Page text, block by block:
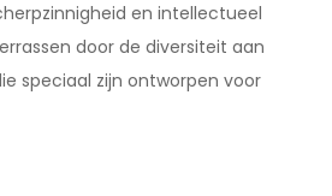
en intellectueel
door de diversiteit aan
speciaal zijn ontworpen voor